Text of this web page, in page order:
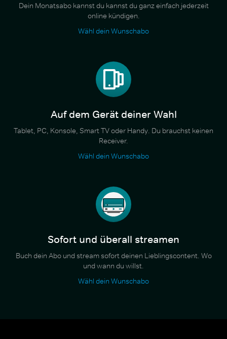
Dein Monatsabo kannst du kannst du ganz einfach jederzeit
online kündigen.
Wähl dein Wunschabo
Auf dem Gerät deiner Wahl
Tablet, PC, Konsole, Smart TV oder Handy. Du brauchst keinen
Receiver.
Wähl dein Wunschabo
Sofort und überall streamen
Buch dein Abo und stream sofort deinen Lieblingscontent. Wo
und wann du willst.
Wähl dein Wunschabo